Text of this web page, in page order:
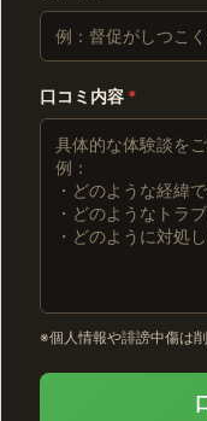
口コミ内容 *
※個人情報や誹謗中傷は